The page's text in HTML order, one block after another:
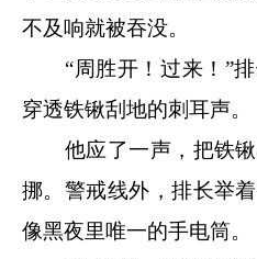
不及响就被吞没。
“周胜开！过来！”排
穿透铁锹刮地的刺耳声。
他应了一声，把铁锹
挪。警戒线外，排长举
像黑夜里唯一的手电筒。